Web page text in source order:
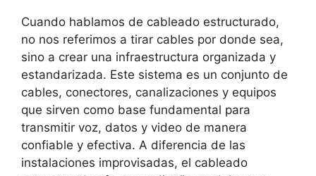
Cuando hablamos de cableado estructurado,
no nos referimos a tirar cables por donde sea,
sino a crear una infraestructura organizada y
estandarizada. Este sistema es un conjunto de
cables, conectores, canalizaciones y equipos
que sirven como base fundamental para
transmitir voz, datos y video de manera
confiable y efectiva. A diferencia de las
instalaciones improvisadas, el cableado